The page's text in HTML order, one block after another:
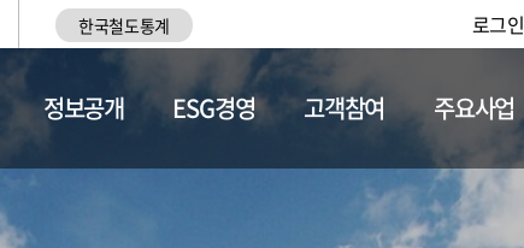
한국철도통계 로그인
채용정보
정보공개 ESG경영 고객참여 주요사업